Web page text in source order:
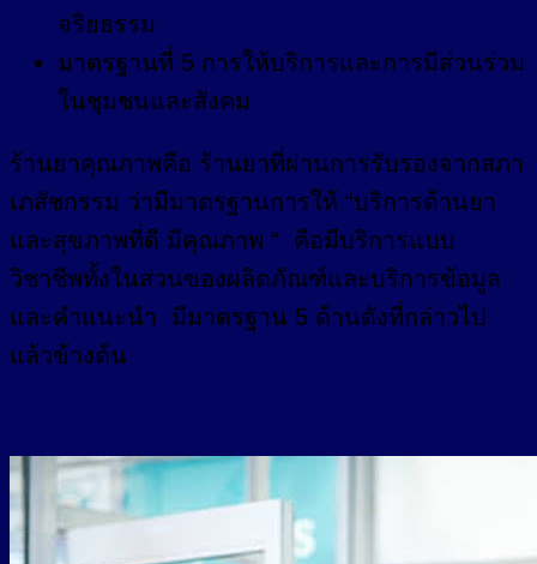
จริยธรรม
มาตรฐานที่ 5 การให้บริการและการมีส่วนร่วม
ในชุมชนและสังคม
ร้านยาคุณภาพคือ ร้านยาที่ผ่านการรับรองจากสภา
เภสัชกรรม ว่ามีมาตรฐานการให้ “บริการด้านยา
และสุขภาพที่ดี มีคุณภาพ “ คือมีบริการแบบ
วิชาชีพทั้งในส่วนของผลิตภัณฑ์และบริการข้อมูล
และคำแนะนำ มีมาตรฐาน 5 ด้านดังที่กล่าวไป
แล้วข้างต้น